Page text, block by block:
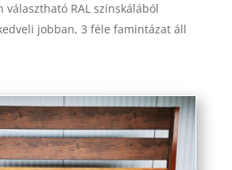
választható RAL színskálából
jobban, 3 féle famintázat áll